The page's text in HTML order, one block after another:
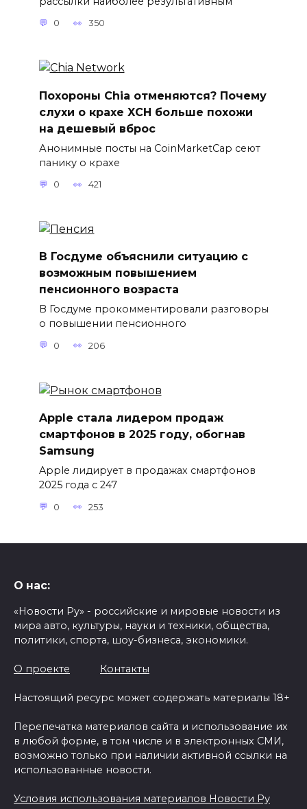
0 350
Похороны Chia отменяются? Почему
слухи о крахе XCH больше похожи
на дешевый вброс
Анонимные посты на CoinMarketCap сеют
панику о крахе
0 421
В Госдуме объяснили ситуацию с
возможным повышением
пенсионного возраста
В Госдуме прокомментировали разговоры
о повышении пенсионного
0 206
Apple стала лидером продаж
смартфонов в 2025 году, обогнав
Samsung
Apple лидирует в продажах смартфонов
2025 года с 247
0 253
О нас:
«Новости Ру» - российские и мировые новости из
мира авто, культуры, науки и техники, общества,
политики, спорта, шоу-бизнеса, экономики.
О проекте Контакты
Настоящий ресурс может содержать материалы 18+
Перепечатка материалов сайта и использование их
в любой форме, в том числе и в электронных СМИ,
возможно только при наличии активной ссылки на
использованные новости.
Условия использования материалов Новости Ру